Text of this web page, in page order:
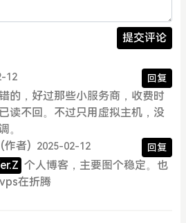
提交评论
12 回复
的，好过那些小服务商，收费时
读不回。不过只用虚拟主机，没
。
(作者) 2025-02-12 回复
个人博客，主要图个稳定。也
在折腾